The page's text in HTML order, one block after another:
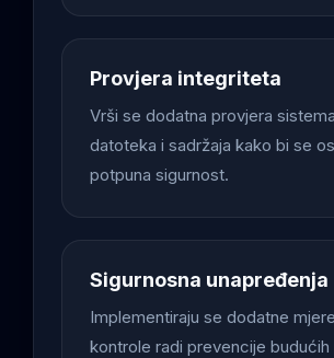
Provjera integriteta
Vrši se dodatna provjera
datoteka i sadržaja kako bi se
potpuna sigurnost.
Sigurnosna unapređenja
Implementiraju se dodatne
kontrole radi prevencije budućih